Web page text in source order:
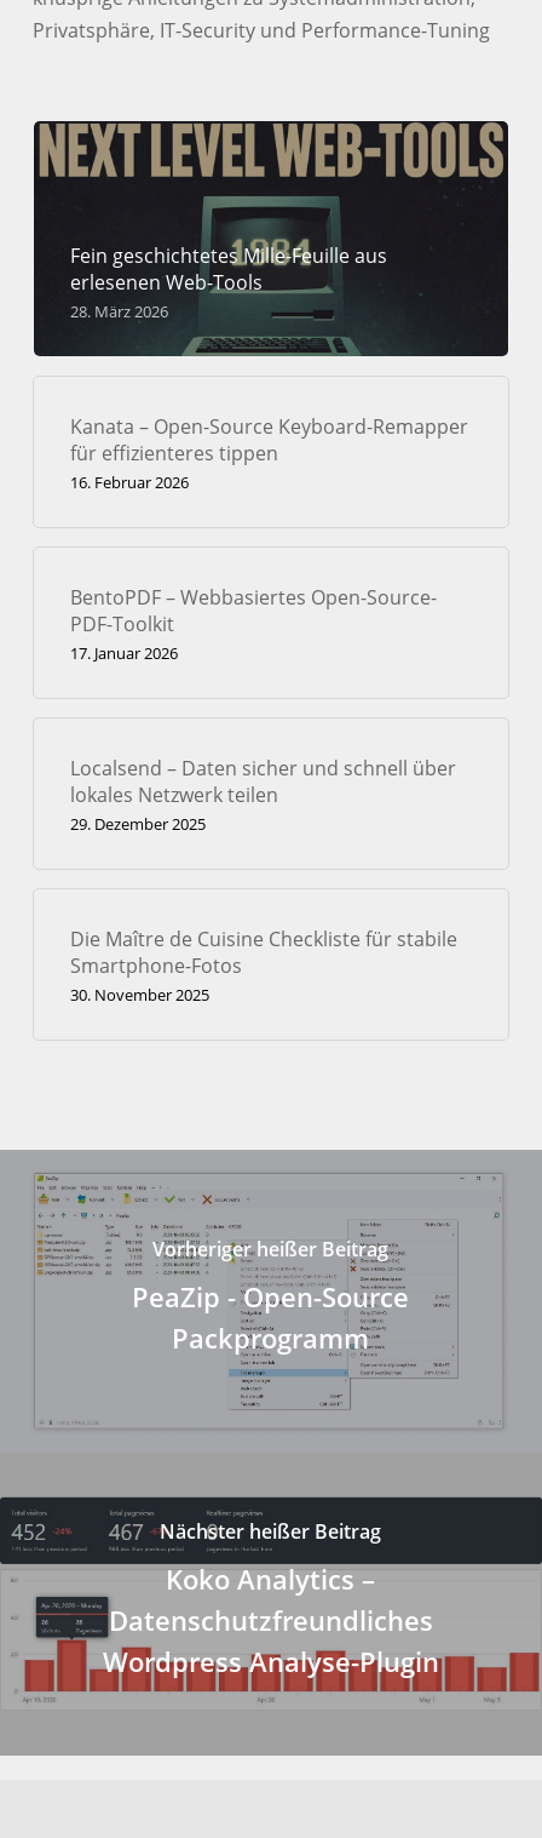
Privatsphäre, IT-Security und Performance-Tuning
Fein geschichtetes Mille-Feuille aus
erlesenen Web-Tools
28. März 2026
Kanata – Open-Source Keyboard-Remapper
für effizienteres tippen
16. Februar 2026
BentoPDF – Webbasiertes Open-Source-
PDF-Toolkit
17. Januar 2026
Localsend – Daten sicher und schnell über
lokales Netzwerk teilen
29. Dezember 2025
Die Maître de Cuisine Checkliste für stabile
Smartphone-Fotos
30. November 2025
Vorheriger heißer Beitrag
PeaZip - Open-Source
Packprogramm
Nächster heißer Beitrag
Koko Analytics –
Datenschutzfreundliches
Wordpress Analyse-Plugin